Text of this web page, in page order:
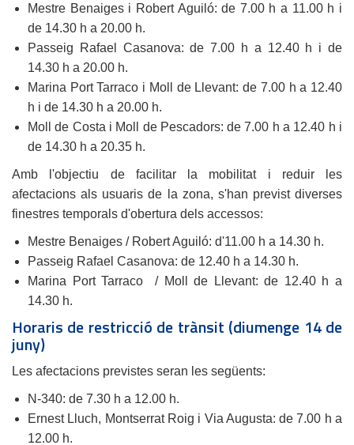
Mestre Benaiges i Robert Aguiló: de 7.00 h a 11.00 h i
de 14.30 h a 20.00 h.
Passeig Rafael Casanova: de 7.00 h a 12.40 h i de
14.30 h a 20.00 h.
Marina Port Tarraco i Moll de Llevant: de 7.00 h a 12.40
h i de 14.30 h a 20.00 h.
Moll de Costa i Moll de Pescadors: de 7.00 h a 12.40 h i
de 14.30 h a 20.35 h.
Amb l'objectiu de facilitar la mobilitat i reduir les
afectacions als usuaris de la zona, s'han previst diverses
finestres temporals d'obertura dels accessos:
Mestre Benaiges / Robert Aguiló: d'11.00 h a 14.30 h.
Passeig Rafael Casanova: de 12.40 h a 14.30 h.
Marina Port Tarraco / Moll de Llevant: de 12.40 h a
14.30 h.
Horaris de restricció de trànsit (diumenge 14 de
juny)
Les afectacions previstes seran les següents:
N-340: de 7.30 h a 12.00 h.
Ernest Lluch, Montserrat Roig i Via Augusta: de 7.00 h a
12.00 h.